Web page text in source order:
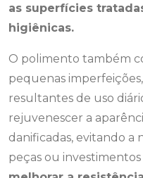
as superfícies
higiênicas.
O polimento também
pequenas
resultantes de uso
rejuvenescer a
danificadas, evitando a
peças ou